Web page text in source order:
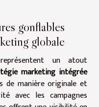
gonflables
globale
un atout
marketing intégrée
de manière originale et
avec les campagnes